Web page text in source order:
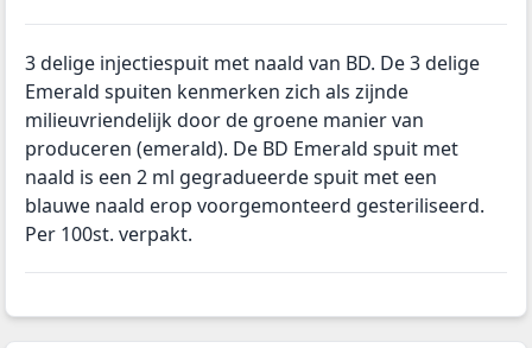
3 delige injectiespuit met naald van BD. De 3 delige
Emerald spuiten kenmerken zich als zijnde
milieuvriendelijk door de groene manier van
produceren (emerald). De BD Emerald spuit met
naald is een 2 ml gegradueerde spuit met een
blauwe naald erop voorgemonteerd gesteriliseerd.
Per 100st. verpakt.